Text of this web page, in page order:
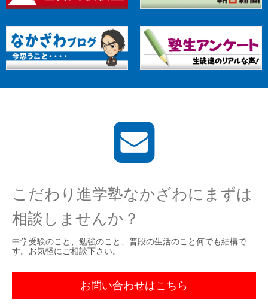
こだわり進学塾なかざわにまずは
相談しませんか？
中学受験のこと、勉強のこと、普段の生活のこと何でも結構で
す。お気軽にご相談下さい。
お問い合わせはこちら